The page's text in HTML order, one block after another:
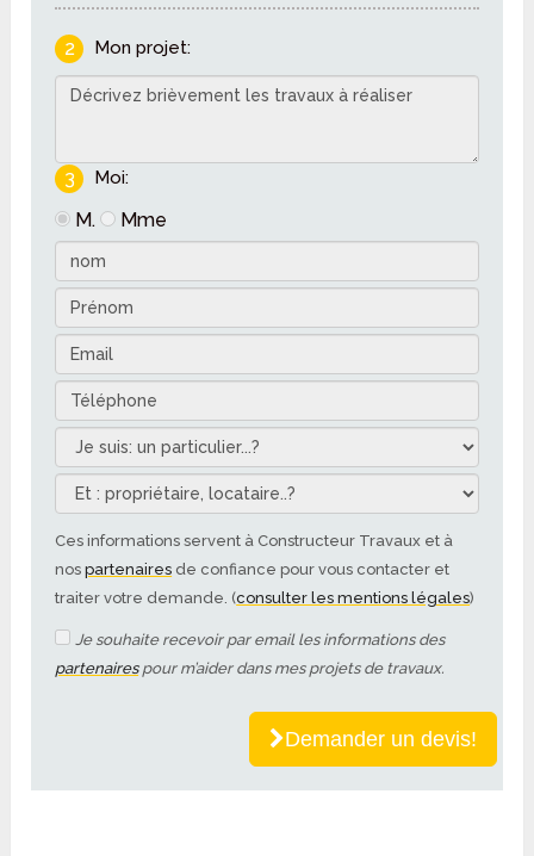
2 Mon projet:
3 Moi:
M. Mme
Ces informations servent à Constructeur Travaux et à
nospartenaires de confiance pour vous contacter et
traiter votre demande. (consulter les mentions légales)
Je souhaite recevoir par email les informations des
partenairespour m’aider dans mes projets de travaux.
Demander un devis!